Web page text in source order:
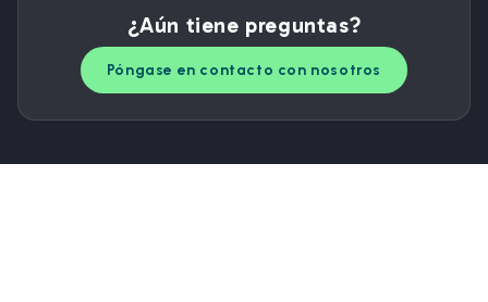
¿Aún tiene preguntas?
Póngase en contacto con nosotros